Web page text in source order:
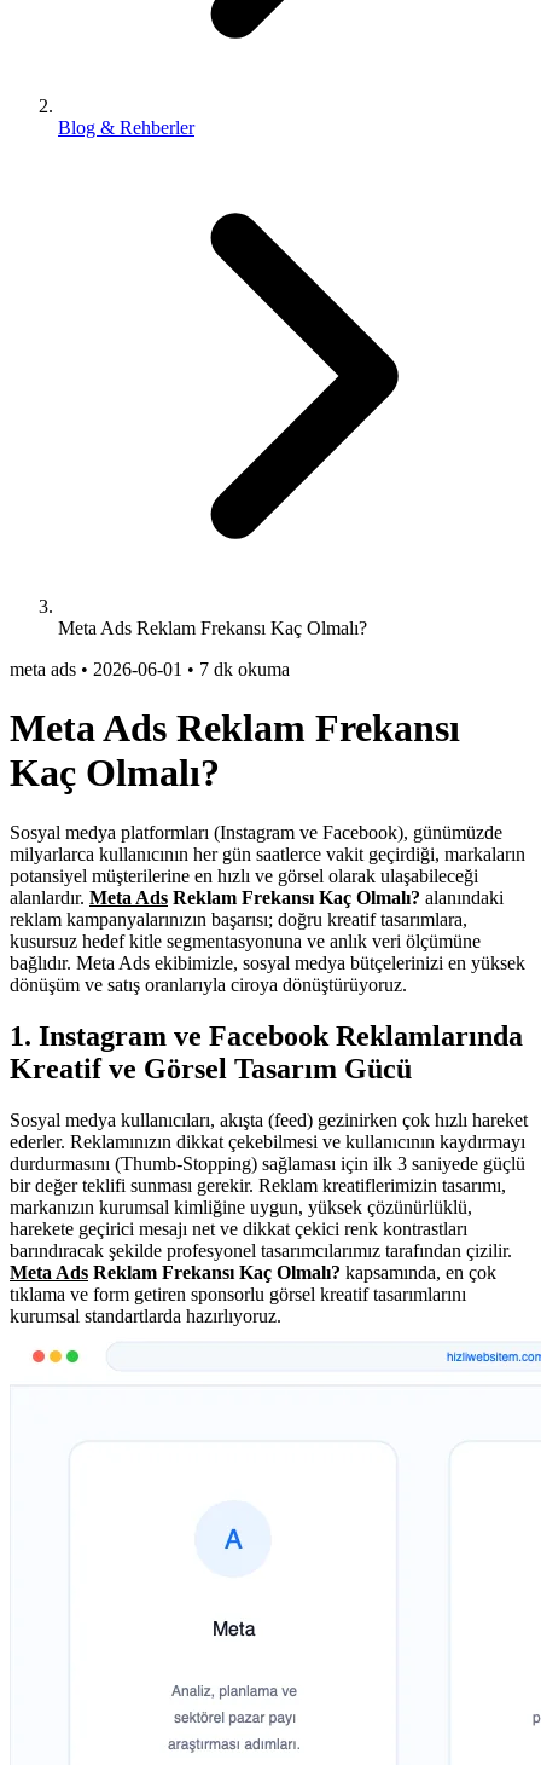
Blog & Rehberler
Meta Ads Reklam Frekansı Kaç Olmalı?
meta ads • 2026-06-01 • 7 dk okuma
Meta Ads Reklam Frekansı
Kaç Olmalı?
Sosyal medya platformları (Instagram ve Facebook), günümüzde
milyarlarca kullanıcının her gün saatlerce vakit geçirdiği, markaların
potansiyel müşterilerine en hızlı ve görsel olarak ulaşabileceği
alanlardır. Meta Ads Reklam Frekansı Kaç Olmalı? alanındaki
reklam kampanyalarınızın başarısı; doğru kreatif tasarımlara,
kusursuz hedef kitle segmentasyonuna ve anlık veri ölçümüne
bağlıdır. Meta Ads ekibimizle, sosyal medya bütçelerinizi en yüksek
dönüşüm ve satış oranlarıyla ciroya dönüştürüyoruz.
1. Instagram ve Facebook Reklamlarında
Kreatif ve Görsel Tasarım Gücü
Sosyal medya kullanıcıları, akışta (feed) gezinirken çok hızlı hareket
ederler. Reklamınızın dikkat çekebilmesi ve kullanıcının kaydırmayı
durdurmasını (Thumb-Stopping) sağlaması için ilk 3 saniyede güçlü
bir değer teklifi sunması gerekir. Reklam kreatiflerimizin tasarımı,
markanızın kurumsal kimliğine uygun, yüksek çözünürlüklü,
harekete geçirici mesajı net ve dikkat çekici renk kontrastları
barındıracak şekilde profesyonel tasarımcılarımız tarafından çizilir.
Meta Ads Reklam Frekansı Kaç Olmalı? kapsamında, en çok
tıklama ve form getiren sponsorlu görsel kreatif tasarımlarını
kurumsal standartlarda hazırlıyoruz.